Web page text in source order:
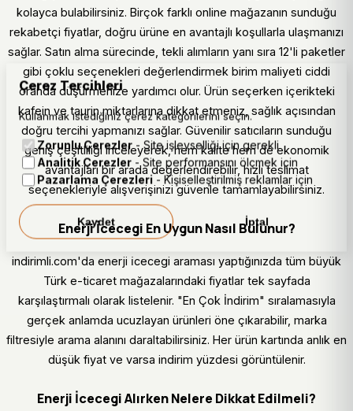
kolayca bulabilirsiniz. Birçok farklı online mağazanın sunduğu
rekabetçi fiyatlar, doğru ürüne en avantajlı koşullarla ulaşmanızı
sağlar. Satın alma sürecinde, tekli alımların yanı sıra 12'li paketler
gibi çoklu seçenekleri değerlendirmek birim maliyeti ciddi
oranda düşürmenize yardımcı olur. Ürün seçerken içerikteki
kafein ve taurin miktarlarına dikkat etmeniz, sağlık açısından
doğru tercihi yapmanızı sağlar. Güvenilir satıcıların sunduğu
geniş çeşitliliği inceleyerek, hem kalite hem de ekonomik
avantajları bir arada değerlendirebilir, hızlı teslimat
seçenekleriyle alışverişinizi güvenle tamamlayabilirsiniz.
Enerji İcecegi En Uygun Nasıl Bulunur?
indirimli.com'da enerji i̇cecegi araması yaptığınızda tüm büyük
Türk e-ticaret mağazalarındaki fiyatlar tek sayfada
karşılaştırmalı olarak listelenir. "En Çok İndirim" sıralamasıyla
gerçek anlamda ucuzlayan ürünleri öne çıkarabilir, marka
filtresiyle arama alanını daraltabilirsiniz. Her ürün kartında anlık en
düşük fiyat ve varsa indirim yüzdesi görüntülenir.
Enerji İcecegi Alırken Nelere Dikkat Edilmeli?
Çerez Tercihleri
Kullanmak istediğiniz çerez kategorilerini seçin.
Zorunlu Çerezler - Site işlevselliği için gerekli
Analitik Çerezler - Site performansını ölçmek için
Pazarlama Çerezleri - Kişiselleştirilmiş reklamlar için
Kaydet İptal